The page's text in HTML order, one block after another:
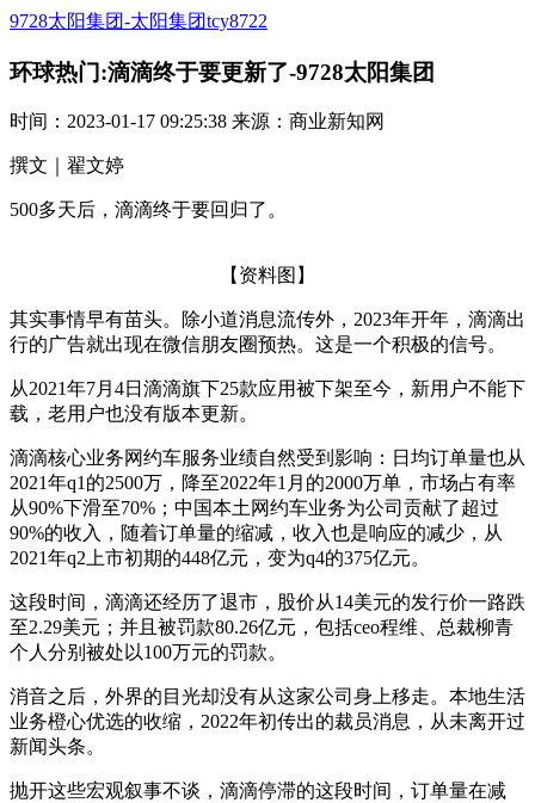
9728太阳集团-太阳集团tcy8722
环球热门:滴滴终于要更新了-9728太阳集团
时间：2023-01-17 09:25:38 来源：商业新知网
撰文｜翟文婷
500多天后，滴滴终于要回归了。
【资料图】
其实事情早有苗头。除小道消息流传外，2023年开年，滴滴出
行的广告就出现在微信朋友圈预热。这是一个积极的信号。
从2021年7月4日滴滴旗下25款应用被下架至今，新用户不能下
载，老用户也没有版本更新。
滴滴核心业务网约车服务业绩自然受到影响：日均订单量也从
2021年q1的2500万，降至2022年1月的2000万单，市场占有率
从90%下滑至70%；中国本土网约车业务为公司贡献了超过
90%的收入，随着订单量的缩减，收入也是响应的减少，从
2021年q2上市初期的448亿元，变为q4的375亿元。
这段时间，滴滴还经历了退市，股价从14美元的发行价一路跌
至2.29美元；并且被罚款80.26亿元，包括ceo程维、总裁柳青
个人分别被处以100万元的罚款。
消音之后，外界的目光却没有从这家公司身上移走。本地生活
业务橙心优选的收缩，2022年初传出的裁员消息，从未离开过
新闻头条。
抛开这些宏观叙事不谈，滴滴停滞的这段时间，订单量在减